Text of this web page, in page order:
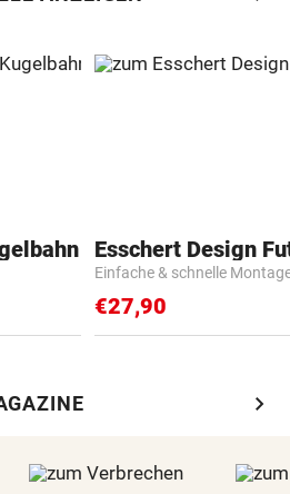
Einfache & schnelle
€27,90
chevron_right